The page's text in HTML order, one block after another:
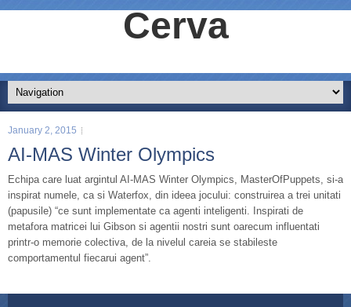
Cerva
January 2, 2015
AI-MAS Winter Olympics
Echipa care luat argintul AI-MAS Winter Olympics, MasterOfPuppets, si-a
inspirat numele, ca si Waterfox, din ideea jocului: construirea a trei unitati
(papusile) “ce sunt implementate ca agenti inteligenti. Inspirati de
metafora matricei lui Gibson si agentii nostri sunt oarecum influentati
printr-o memorie colectiva, de la nivelul careia se stabileste
comportamentul fiecarui agent”.